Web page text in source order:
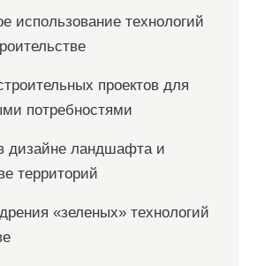
использование технологий
проектов для
потребностями
дизайне ландшафта и
территорий
«зеленых» технологий